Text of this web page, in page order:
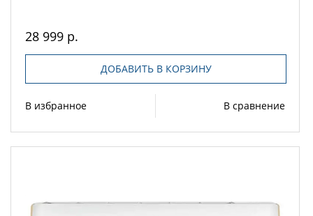
28 999 р.
ДОБАВИТЬ В КОРЗИНУ
В избранное В сравнение